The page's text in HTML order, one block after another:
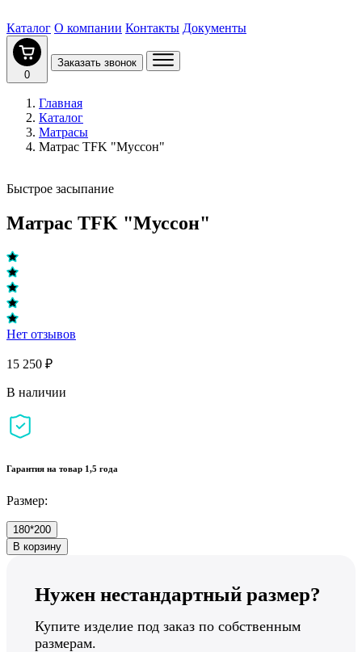
Каталог О компании Контакты Документы
0
Заказать звонок
Главная
Каталог
Матрасы
Матрас TFK "Муссон"
Быстрое засыпание
Матрас TFK "Муссон"
Нет отзывов
15 250 ₽
В наличии
Гарантия на товар 1,5 года
Размер:
180*200
В корзину
Нужен нестандартный размер?
Купите изделие под заказ по собственным
размерам.